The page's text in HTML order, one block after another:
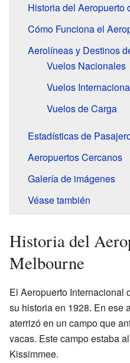
Historia del Aeropuerto
Cómo Funciona el
Aerolíneas y Destinos
Vuelos Nacionales
Vuelos
Vuelos de Carga
Estadísticas de
Aeropuertos Cercanos
Galería de imágenes
Véase también
Historia del
Melbourne
El Aeropuerto Internacional
su historia en 1928. En ese
aterrizó en un campo que
vacas. Este campo estaba
Kissimmee.